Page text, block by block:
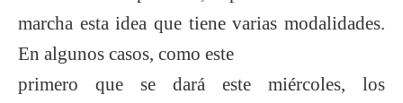
marcha esta idea que tiene varias modalidades.
En algunos casos, como este
primero que se dará este miércoles, los